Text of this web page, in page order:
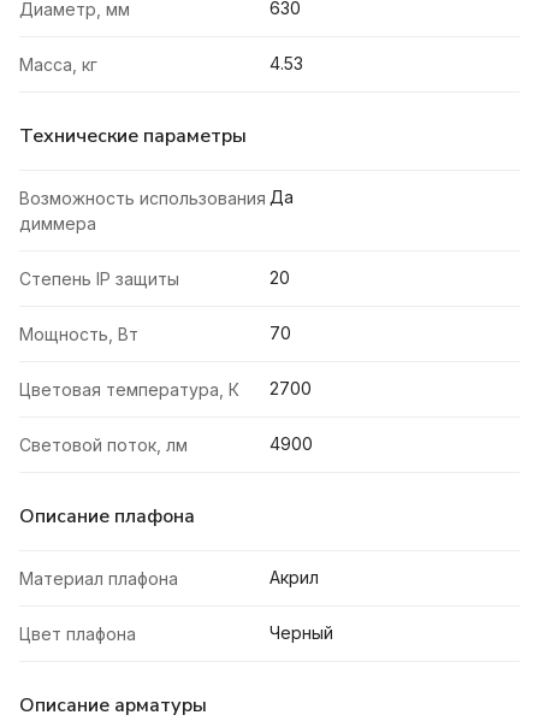
Диаметр, мм 630
Масса, кг 4.53
Технические параметры
Возможность использования
диммера
Да
Степень IP защиты 20
Мощность, Вт 70
Цветовая температура, К 2700
Световой поток, лм 4900
Описание плафона
Материал плафона Акрил
Цвет плафона Черный
Описание арматуры